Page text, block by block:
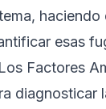
esas
Factores
diagnosticar